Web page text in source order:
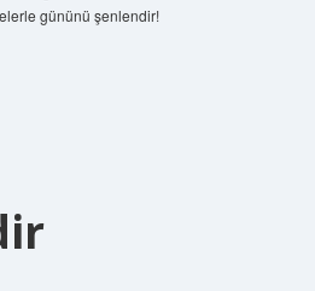
gününü şenlendir!